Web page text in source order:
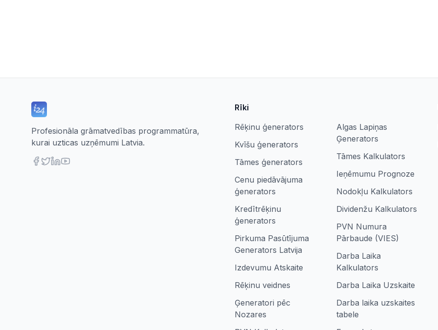
Profesionāla grāmatvedības programmatūra,
kurai uzticas uzņēmumi Latvia.
Rīki
Rēķinu ģenerators
Kvīšu ģenerators
Tāmes ģenerators
Cenu piedāvājuma
ģenerators
Kredītrēķinu
ģenerators
Pirkuma Pasūtījuma
Generators Latvija
Izdevumu Atskaite
Rēķinu veidnes
Ģeneratori pēc
Nozares
Algas Lapiņas
Ģenerators
Tāmes Kalkulators
Ieņēmumu Prognoze
Nodokļu Kalkulators
Dividenžu Kalkulators
PVN Numura
Pārbaude (VIES)
Darba Laika
Kalkulators
Darba Laika Uzskaite
Darba laika uzskaites
tabele